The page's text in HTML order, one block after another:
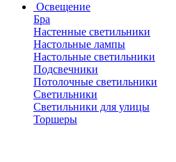
Освещение
Бра
Настенные светильники
Настольные лампы
Настольные светильники
Подсвечники
Потолочные светильники
Светильники
Светильники для улицы
Торшеры